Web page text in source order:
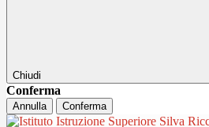
Chiudi
Conferma
Annulla Conferma